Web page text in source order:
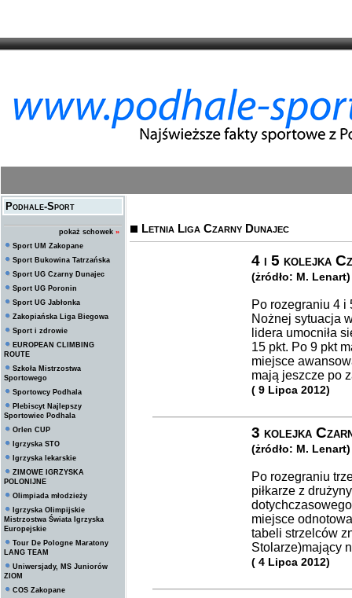
Podhale-Sport
pokaż schowek »
Sport UM Zakopane
Sport Bukowina Tatrzańska
Sport UG Czarny Dunajec
Sport UG Poronin
Sport UG Jabłonka
Zakopiańska Liga Biegowa
Sport i zdrowie
EUROPEAN CLIMBING
ROUTE
Szkoła Mistrzostwa
Sportowego
Sportowcy Podhala
Plebiscyt Najlepszy
Sportowiec Podhala
Orlen CUP
Igrzyska STO
Igrzyska lekarskie
ZIMOWE IGRZYSKA
POLONIJNE
Olimpiada młodzieży
Igrzyska Olimpijskie
Mistrzostwa Świata Igrzyska
Europejskie
Tour De Pologne Maratony
LANG TEAM
Uniwersjady, MS Juniorów
ZIOM
COS Zakopane
Letnia Liga Czarny Dunajec
4 i 5 kolejka
(żródło: M. Lenart)
Po rozegraniu 4 i
Nożnej sytuacja
lidera umocniła
15 pkt. Po 9 pkt
miejsce
mają jeszcze po
( 9 Lipca 2012)
3 kolejka
(żródło: M. Lenart)
Po rozegraniu
piłkarze z
miejsce
tabeli strzelców
Stolarze)mający
( 4 Lipca 2012)